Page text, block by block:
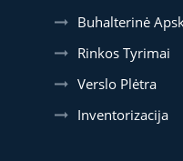
Buhalterinė
Rinkos Tyrimai
Verslo Plėtra
Inventorizacija